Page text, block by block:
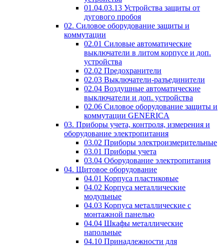
01.04.03.13 Устройства защиты от
дугового пробоя
02. Силовое оборудование защиты и
коммутации
02.01 Силовые автоматические
выключатели в литом корпусе и доп.
устройства
02.02 Предохранители
02.03 Выключатели-разъединители
02.04 Воздушные автоматические
выключатели и доп. устройства
02.06 Силовое оборудование защиты и
коммутации GENERICA
03. Приборы учета, контроля, измерения и
оборудование электропитания
03.02 Приборы электроизмерительные
03.01 Приборы учета
03.04 Оборудование электропитания
04. Щитовое оборудование
04.01 Корпуса пластиковые
04.02 Корпуса металлические
модульные
04.03 Корпуса металлические с
монтажной панелью
04.04 Шкафы металлические
напольные
04.10 Принадлежности для